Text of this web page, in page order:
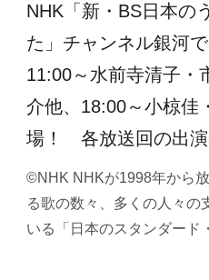
NHK「新・BS日本の
た」チャンネル銀河
11:00～水前寺清子・
介他、18:00～小椋佳
場！ 各放送回の出演
©NHK NHKが1998年から
る歌の数々、多くの人々の
いる「日本のスタンダー